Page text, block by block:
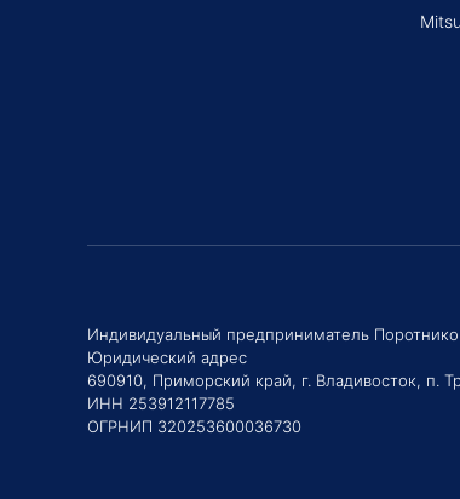
Индивидуальный предприниматель
Юридический адрес
690910, Приморский край, г. Владивосток, п.
ИНН 253912117785
ОГРНИП 320253600036730